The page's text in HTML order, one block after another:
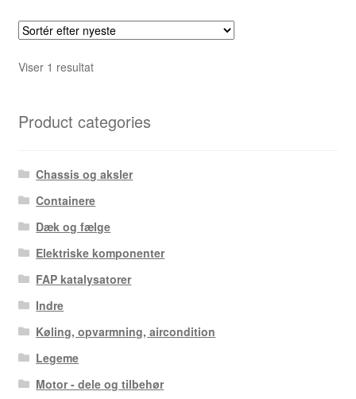
Viser 1 resultat
Product categories
Chassis og aksler
Containere
Dæk og fælge
Elektriske komponenter
FAP katalysatorer
Indre
Køling, opvarmning, aircondition
Legeme
Motor - dele og tilbehør